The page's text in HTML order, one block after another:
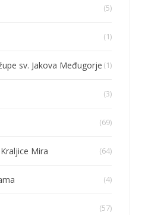
(5)
(1)
sv. Jakova Međugorje (1)
(3)
(69)
Mira (64)
(4)
(57)